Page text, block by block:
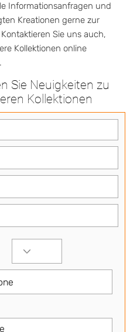
Informationsanfragen und
Kreationen gerne zur
Sie uns auch,
Kollektionen online
Sie Neuigkeiten zu
Kollektionen